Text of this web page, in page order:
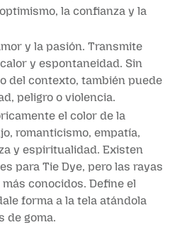
la confianza y la
y la pasión. Transmite
y espontaneidad. Sin
del contexto, también puede
peligro o violencia.
el color de la
romanticismo, empatía,
y espiritualidad. Existen
para Tie Dye, pero las rayas
conocidos. Define el
forma a la tela atándola
de goma.